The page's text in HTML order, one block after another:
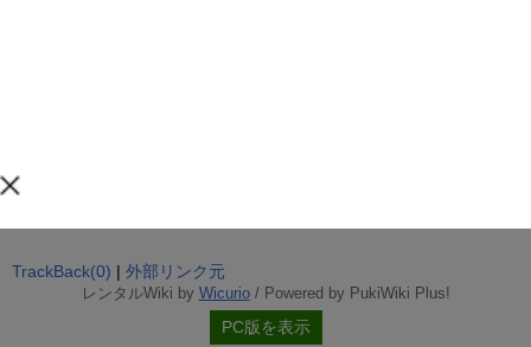
TrackBack(0) | 外部リンク元
レンタルWiki by Wicurio/ Powered by PukiWiki Plus!
PC版を表示